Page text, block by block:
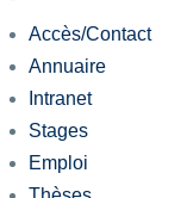
Accès/Contact
Annuaire
Intranet
Stages
Emploi